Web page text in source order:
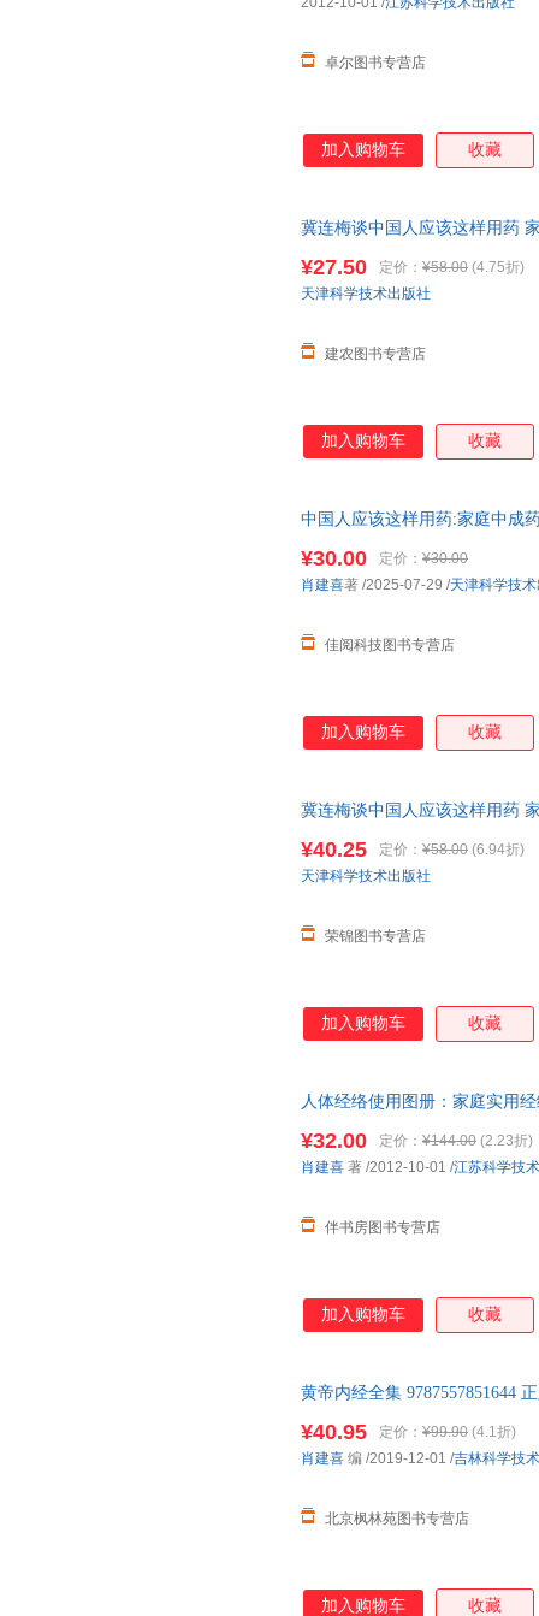
卓尔图书专营店
加入购物车 收藏
冀连梅谈中国人应该这样用药
¥27.50 定价： ¥58.00 (4.75折)
建农图书专营店
天津科学技术出版社
加入购物车 收藏
中国人应该这样用药:家庭中成
¥30.00 定价： ¥30.00
佳阅科技图书专营店
肖建喜著 /2025-07-29 /天津科学技
加入购物车 收藏
冀连梅谈中国人应该这样用药
请放心下单，本店所有商品均
¥40.25 定价： ¥58.00 (6.94折)
荣锦图书专营店
天津科学技术出版社
加入购物车 收藏
人体经络使用图册：家庭实用
¥32.00 定价： ¥144.00 (2.23折)
伴书房图书专营店
肖建喜 著 /2012-10-01 /江苏科学技
加入购物车 收藏
黄帝内经全集 9787557851644
单本价格）
¥40.95 定价： ¥99.90 (4.1折)
北京枫林苑图书专营店
肖建喜 编 /2019-12-01 /吉林科学技
加入购物车 收藏